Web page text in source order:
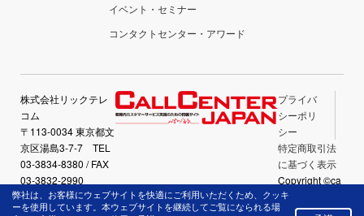
イベント・セミナー
コンタクトセンター・アワード
株式会社リックテレ
コム
〒113-0034 東京都文
京区湯島3-7-7 TEL
03-3834-8380 / FAX
03-3832-2990
プライバ
シーポリ
シー
特定商取引法
に基づく表示
Copyright ©ca
llcenter-japan.
com All Right
弊社は、お客様にウェブサイトを快適にご利用いただくため、クッキ
ーを使用しています。本ウェブサイトを継続してご覧になられる場